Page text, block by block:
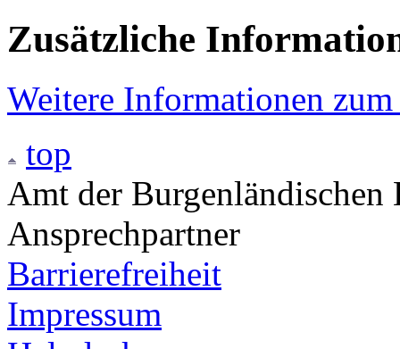
Zusätzliche
Weitere Informationen
top
Amt der
Ansprechpartner
Barrierefreiheit
Impressum